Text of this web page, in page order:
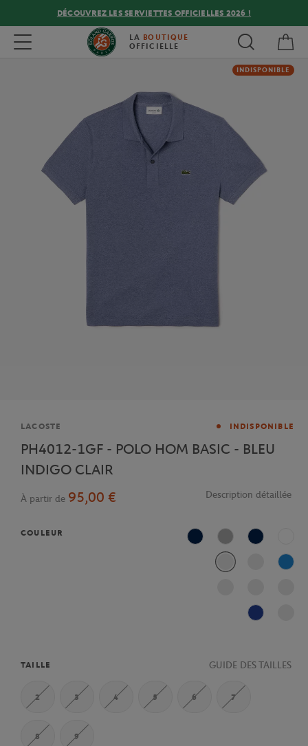
DÉCOUVREZ LES SERVIETTES OFFICIELLES 2026 !
Toggle navigation LA BOUTIQUE
OFFICIELLE
INDISPONIBLE
Marque
LACOSTE INDISPONIBLE
PH4012-1GF - POLO HOM BASIC - BLEU
INDIGO CLAIR
À partir de 95,00 € Description détaillée
COULEUR
Marine Argent ChinéBleu Marine
L99
Marine
TAILLE GUIDE DES TAILLES
2 3 4 5 6 7
8 9